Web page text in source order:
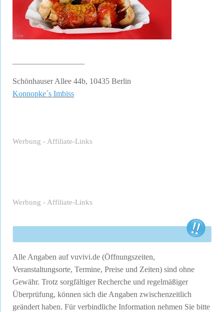
Schönhauser Allee 44b, 10435 Berlin
Konnopke´s Imbiss
Werbung - Affiliate-Links
Werbung - Affiliate-Links
Alle Angaben auf vuvivi.de (Öffnungszeiten,
Veranstaltungsorte, Termine, Preise und Zeiten) sind ohne
Gewähr. Trotz sorgfältiger Recherche und regelmäßiger
Überprüfung, können sich die Angaben zwischenzeitlich
geändert haben. Für verbindliche Information nehmen Sie bitte